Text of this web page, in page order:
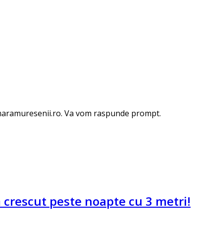
Va vom raspunde prompt.
peste noapte cu 3 metri!